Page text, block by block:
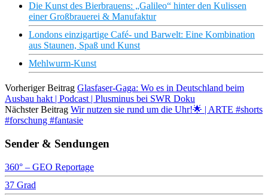
Die Kunst des Bierbrauens: „Galileo“ hinter den Kulissen
einer Großbrauerei & Manufaktur
Londons einzigartige Café- und Barwelt: Eine Kombination
aus Staunen, Spaß und Kunst
Mehlwurm-Kunst
Vorheriger Beitrag Glasfaser-Gaga: Wo es in Deutschland beim
Ausbau hakt | Podcast | Plusminus bei SWR Doku
Nächster Beitrag Wir nutzen sie rund um die Uhr!🌟 | ARTE #shorts
#forschung #fantasie
Sender & Sendungen
360° – GEO Reportage
37 Grad